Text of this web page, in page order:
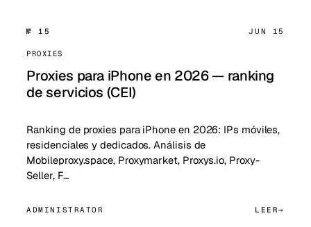
№ 15 JUN 15
PROXIES
Proxies para iPhone en 2026 — ranking
de servicios (CEI)
Ranking de proxies para iPhone en 2026: IPs móviles,
residenciales y dedicados. Análisis de
Mobileproxy.space, Proxymarket, Proxys.io, Proxy-
Seller, F…
ADMINISTRATOR LEER